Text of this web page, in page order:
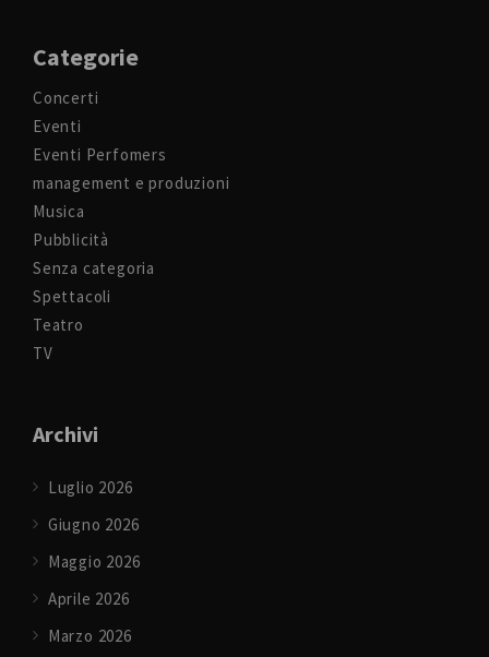
Categorie
Concerti
Eventi
Eventi Perfomers
management e produzioni
Musica
Pubblicità
Senza categoria
Spettacoli
Teatro
TV
Archivi
Luglio 2026
Giugno 2026
Maggio 2026
Aprile 2026
Marzo 2026